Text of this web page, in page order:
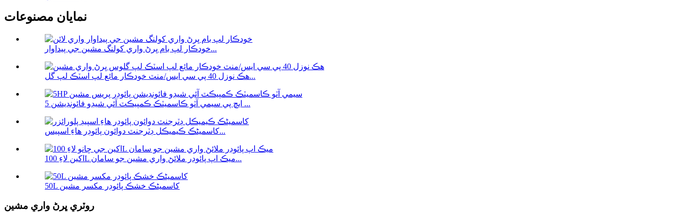
نمايان مصنوعات
خودڪار لپ بام ڀرڻ واري کولنگ مشين جي پيداوار...
هڪ نوزل ​​40 پي سي ايس/منٽ خودڪار مائع لپ اسٽڪ لپ گل...
5 ايڇ پي سيمي آٽو ڪاسميٽڪ ڪمپيڪٽ آئي شيڊو فائونڊيشن ...
کاسمیٹڪ ڪيميڪل ڊٽرجنٽ دوائون پائوڊر هاءِ اسپيس...
اکين لاءِ 100L ميڪ اپ پائوڊر ملائڻ واري مشين جو سامان...
50L کاسمیٹڪ خشڪ پائوڊر مکسر مشين
روٽري ڀرڻ واري مشين